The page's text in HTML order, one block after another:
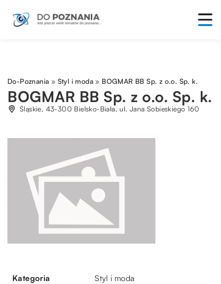
Do-Poznania » Styl i moda » BOGMAR BB Sp. z o.o. Sp. k.
BOGMAR BB Sp. z o.o. Sp. k.
Śląskie, 43-300 Bielsko-Biała, ul. Jana Sobieskiego 160
Kategoria Styl i moda